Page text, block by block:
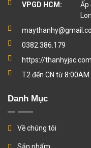
VPGD HCM:
Ấp
0382.386.179
https://thanhyjsc.com
T2 đến CN từ 8:00AM
Danh Mục
Về chúng tôi